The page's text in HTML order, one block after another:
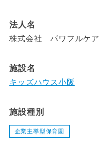
法人名
株式会社 パワフルケア
施設名
キッズハウス小阪
施設種別
企業主導型保育園